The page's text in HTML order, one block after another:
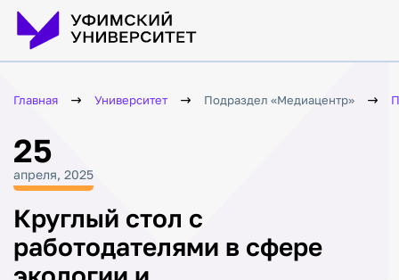
Главная Университет Подраздел «Медиацентр»
25
апреля, 2025
Круглый стол с
работодателями в сфере